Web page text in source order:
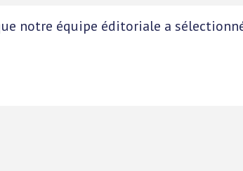
notre équipe éditoriale a